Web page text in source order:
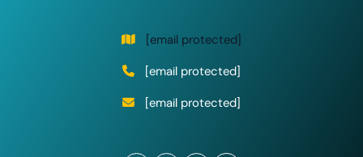
[email protected]
[email protected]
[email protected]